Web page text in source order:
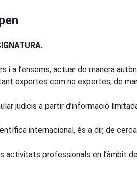
a l’ensems, actuar de manera
expertes com no expertes, de
judicis a partir d’informació
internacional, és a dir, de
professionals en l’àmbit